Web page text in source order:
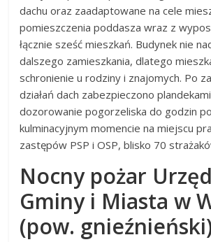
dachu oraz zaadaptowane na cele
pomieszczenia poddasza wraz z
łącznie sześć mieszkań. Budynek nie
dalszego zamieszkania, dlatego
schronienie u rodziny i znajomych. Po
działań dach zabezpieczono
dozorowanie pogorzeliska do godzin
kulminacyjnym momencie na miejscu
zastępów PSP i OSP, blisko 70
Nocny pożar
Gminy i Miasta w
(pow.